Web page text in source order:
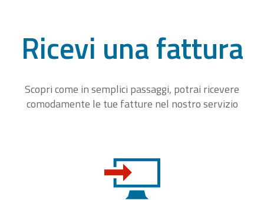
Ricevi una fattura
Scopri come in semplici passaggi, potrai ricevere
comodamente le tue fatture nel nostro servizio